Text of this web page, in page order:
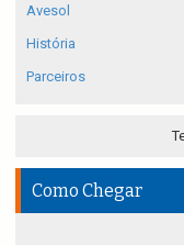
Avesol
História
Parceiros
Como Chegar